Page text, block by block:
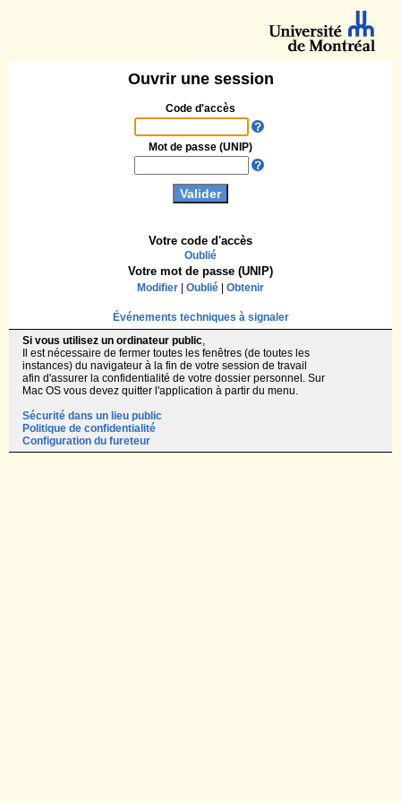
Ouvrir une session
Code d'accès
Votre code d'accès
Oublié
Mot de passe (UNIP)
Votre mot de passe (UNIP)
Modifier Oublié Obtenir
Événements techniques à signaler
Si vous utilisez un ordinateur public,
Il est nécessaire de fermer toutes les fenêtres (de toutes les
instances) du navigateur à la fin de votre session de travail
afin d'assurer la confidentialité de votre dossier personnel. Sur
Mac OS vous devez quitter l'application à partir du menu.
Sécurité dans un lieu public
Politique de confidentialité
Configuration du fureteur